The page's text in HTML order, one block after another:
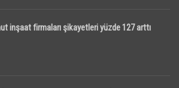
inşaat firmaları şikayetleri yüzde 127 arttı